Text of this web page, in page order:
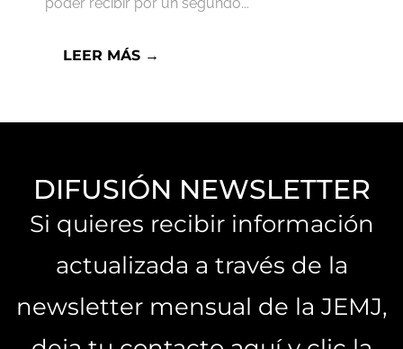
LEER MÁS →
DIFUSIÓN NEWSLETTER
Si quieres recibir información
actualizada a través de la
newsletter mensual de la JEMJ,